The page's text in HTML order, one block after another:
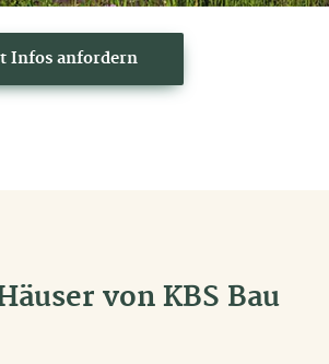
Infos anfordern
von KBS Bau